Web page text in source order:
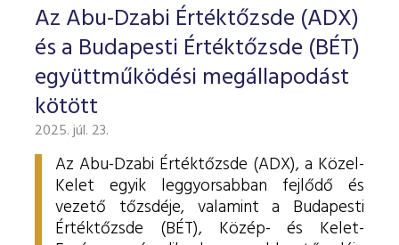
Az Abu-Dzabi Értéktőzsde (ADX)
és a Budapesti Értéktőzsde (BÉT)
együttműködési megállapodást
kötött
2025. júl. 23.
Az Abu-Dzabi Értéktőzsde (ADX), a Közel-
Kelet egyik leggyorsabban fejlődő és
vezető tőzsdéje, valamint a Budapesti
Értéktőzsde (BÉT), Közép- és Kelet-